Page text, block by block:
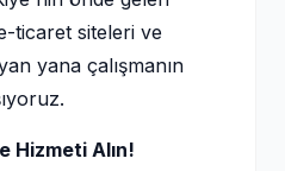
ticaret siteleri ve
yana çalışmanın
Hizmeti Alın!